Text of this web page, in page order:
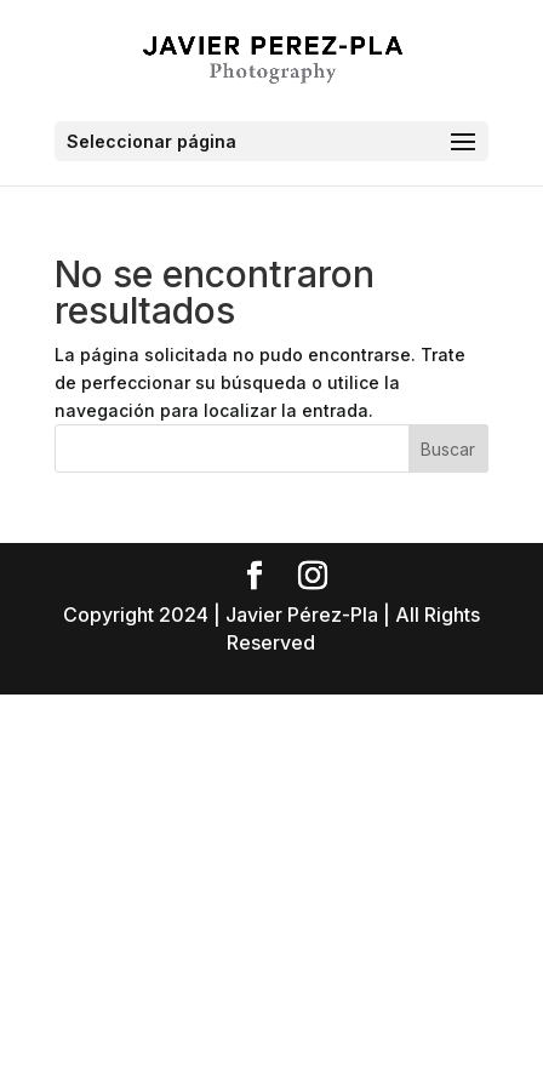
Seleccionar página
No se encontraron
resultados
La página solicitada no pudo encontrarse. Trate
de perfeccionar su búsqueda o utilice la
navegación para localizar la entrada.
Buscar
Copyright 2024 | Javier Pérez-Pla | All Rights
Reserved